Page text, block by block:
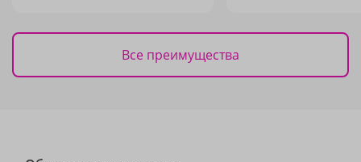
Все преимущества